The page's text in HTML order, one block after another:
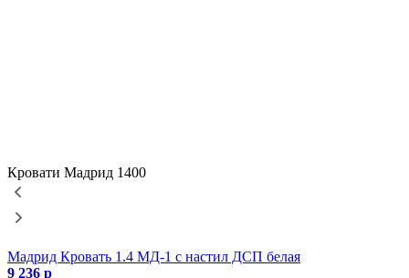
Кровати Мадрид 1400
Мадрид Кровать 1.4 МД-1 с настил ДСП белая
9 236 р